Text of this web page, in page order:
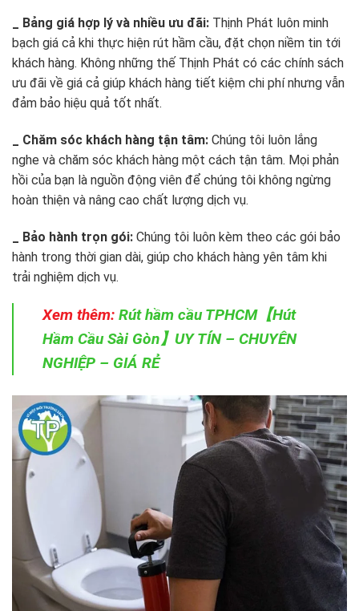
_ Bảng giá hợp lý và nhiều ưu đãi: Thịnh Phát luôn minh
bạch giá cả khi thực hiện rút hầm cầu, đặt chọn niềm tin tới
khách hàng. Không những thế Thịnh Phát có các chính sách
ưu đãi về giá cả giúp khách hàng tiết kiệm chi phí nhưng vẫn
đảm bảo hiệu quả tốt nhất.
_ Chăm sóc khách hàng tận tâm: Chúng tôi luôn lắng
nghe và chăm sóc khách hàng một cách tận tâm. Mọi phản
hồi của bạn là nguồn động viên để chúng tôi không ngừng
hoàn thiện và nâng cao chất lượng dịch vụ.
_ Bảo hành trọn gói: Chúng tôi luôn kèm theo các gói bảo
hành trong thời gian dài, giúp cho khách hàng yên tâm khi
trải nghiệm dịch vụ.
Xem thêm: Rút hầm cầu TPHCM【Hút
Hầm Cầu Sài Gòn】UY TÍN – CHUYÊN
NGHIỆP – GIÁ RẺ